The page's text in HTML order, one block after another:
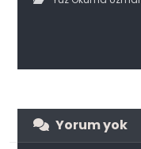
Yorum yok